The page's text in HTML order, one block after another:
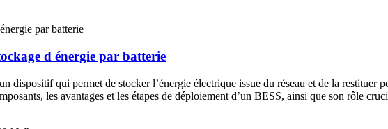
d énergie par batterie
dispositif qui permet de stocker l’énergie électrique issue du réseau et de la
les avantages et les étapes de déploiement d’un BESS, ainsi que son rôle